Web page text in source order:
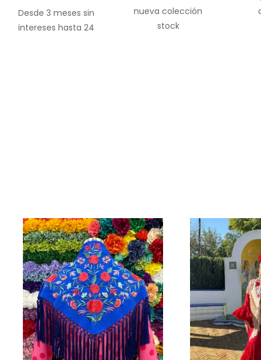
Desde 3 meses sin
intereses hasta 24
nueva colección
stock